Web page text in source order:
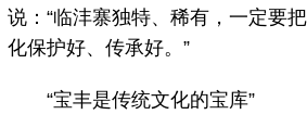
说：“临沣寨独特、稀有，一定要
化保护好、传承好。”
“宝丰是传统文化的宝库”